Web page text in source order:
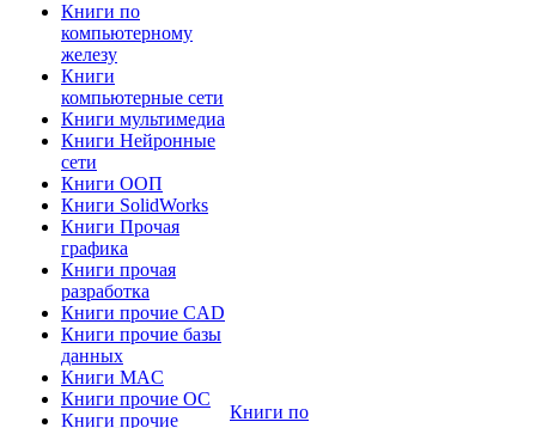
Книги по
компьютерному
железу
Книги
компьютерные сети
Книги мультимедиа
Книги Нейронные
сети
Книги ООП
Книги SolidWorks
Книги Прочая
графика
Книги прочая
разработка
Книги прочие CAD
Книги прочие базы
данных
Книги MAC
Книги прочие ОС
Книги прочие
Книги по